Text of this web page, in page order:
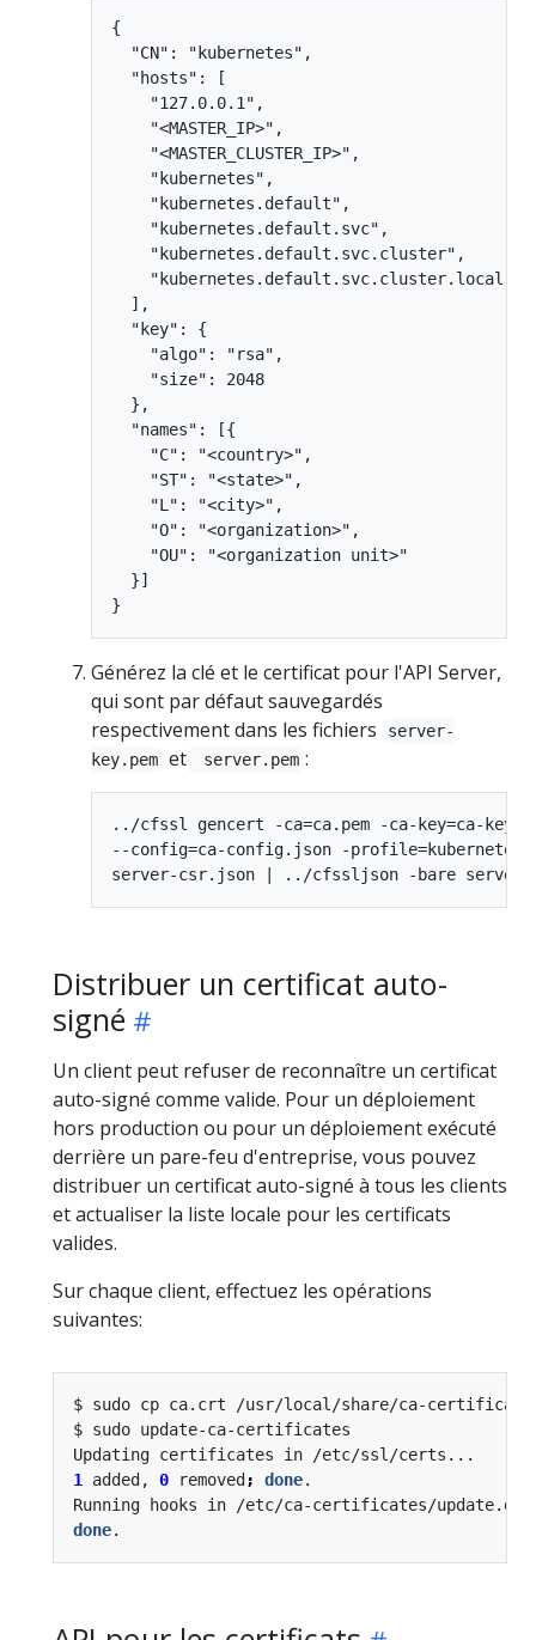
{
  "CN": "kubernetes",
  "hosts": [
    "127.0.0.1",
    "<MASTER_IP>",
    "<MASTER_CLUSTER_IP>",
    "kubernetes",
    "kubernetes.default",
    "kubernetes.default.svc",
    "kubernetes.default.svc.cluster",
    "kubernetes.default.svc.cluster.local"
  ],
  "key": {
    "algo": "rsa",
    "size": 2048
  },
  "names": [{
    "C": "<country>",
    "ST": "<state>",
    "L": "<city>",
    "O": "<organization>",
    "OU": "<organization unit>"
  }]
Générez la clé et le certificat pour l'API Server,
qui sont par défaut sauvegardés
respectivement dans les fichiers
server-
key.pem et server.pem :
../cfssl gencert -ca=ca.pem -ca-key=ca-
--config=ca-config.json -profile=kubernetes
Distribuer un certificat auto-
signé
Un client peut refuser de reconnaître un certificat
auto-signé comme valide. Pour un déploiement
hors production ou pour un déploiement exécuté
derrière un pare-feu d'entreprise, vous pouvez
distribuer un certificat auto-signé à tous les clients
et actualiser la liste locale pour les certificats
valides.
Sur chaque client, effectuez les opérations
suivantes:
1
added, 0 removed ; done
done